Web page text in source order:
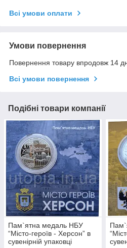
Всі умови оплати
Умови повернення
Повернення товару впродовж 14
Всі умови повернення
Подібні товари компанії
Пам`ятна медаль НБУ
“Місто-героїв - Херсон” в
сувенірній упаковці